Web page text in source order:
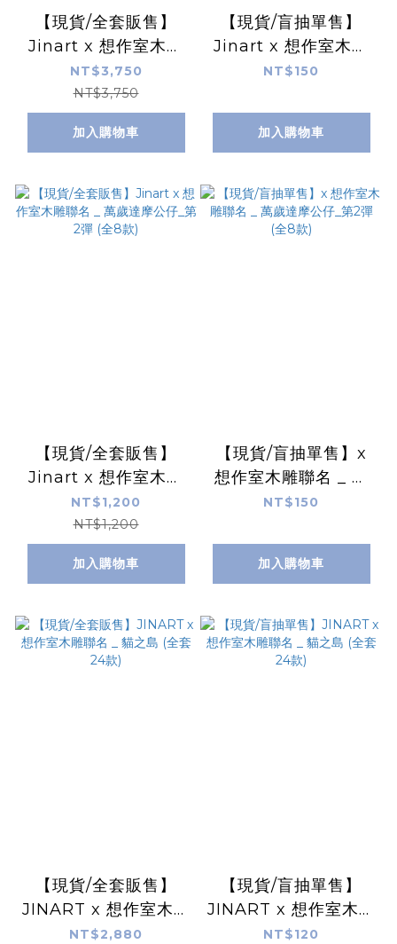
【現貨/全套販售】
Jinart x 想作室木雕
聯名 _🐟貓之島_第二
彈公仔🐟 (全25款)
NT$3,750
NT$3,750
加入購物車
【現貨/盲抽單售】
Jinart x 想作室木雕
聯名 _🐟貓之島_第二
NT$150
加入購物車
【現貨/全套販售】
Jinart x 想作室木雕
聯名 _ 萬歲達摩公仔_
第2彈 (全8款)
NT$1,200
NT$1,200
加入購物車
【現貨/盲抽單售】x
想作室木雕聯名 _ 萬
歲達摩公仔_第2彈 (全
NT$150
加入購物車
【現貨/全套販售】
JINART x 想作室木雕
聯名 _ 貓之島 (全套
NT$2,880
【現貨/盲抽單售】
JINART x 想作室木雕
聯名 _ 貓之島 (全套
NT$120